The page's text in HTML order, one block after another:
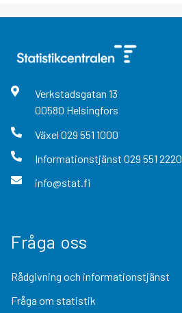
Verkstadsgatan 13
00580 Helsingfors
Växel 029 551 1000
Informationstjänst 029 551 2220
info@stat.fi
Fråga oss
Rådgivning och informationstjänst
Fråga om statistik